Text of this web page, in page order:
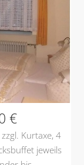
€
Kurtaxe, 4
jeweils